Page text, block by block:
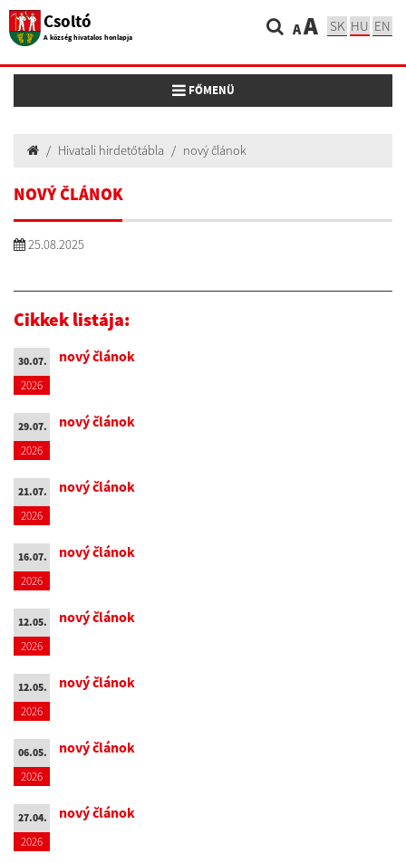
Csoltó
A község hivatalos honlapja AA SK HU EN
Toggle navigation
FŐMENÜ
Hivatali hirdetőtábla nový článok
NOVÝ ČLÁNOK
25.08.2025
Cikkek listája:
30.07.
2026
nový článok
29.07.
2026
nový článok
21.07.
2026
nový článok
16.07.
2026
nový článok
12.05.
2026
nový článok
12.05.
2026
nový článok
06.05.
2026
nový článok
27.04.
2026
nový článok